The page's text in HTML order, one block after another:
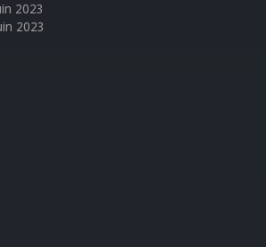
2023
2023